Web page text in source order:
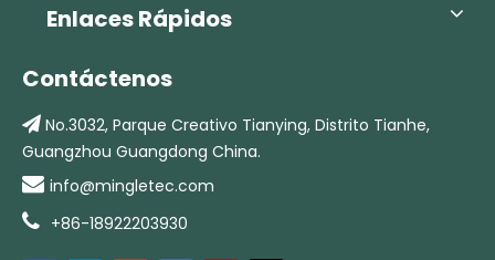
Enlaces Rápidos
Contáctenos
 No.3032, Parque Creativo Tianying, Distrito Tianhe,
Guangzhou Guangdong China.
 info@mingletec.com
 +86-18922203930